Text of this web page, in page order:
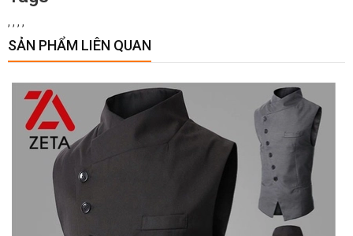
, , , ,
SẢN PHẨM LIÊN QUAN